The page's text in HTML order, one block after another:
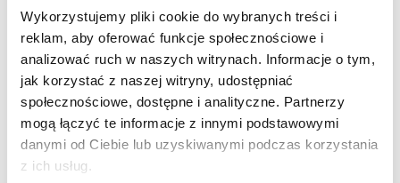
Wykorzystujemy pliki cookie do wybranych treści i
reklam, aby oferować funkcje społecznościowe i
analizować ruch w naszych witrynach. Informacje o tym,
jak korzystać z naszej witryny, udostępniać
społecznościowe, dostępne i analityczne. Partnerzy
mogą łączyć te informacje z innymi podstawowymi
danymi od Ciebie lub uzyskiwanymi podczas korzystania
z ich usług.
Zapytaj o szczegóły oferty
Imię i nazwisko: *
Adres e-mail: *